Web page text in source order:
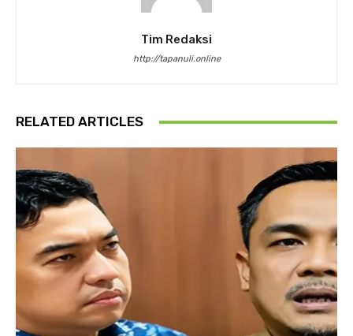
Tim Redaksi
http://tapanuli.online
RELATED ARTICLES